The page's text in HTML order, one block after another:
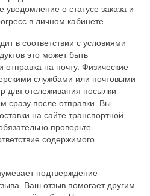
уведомление о статусе заказа и
в личном кабинете.
в соответствии с условиями
это может быть
отправка на почту. Физические
службами или почтовыми
для отслеживания посылки
сразу после отправки. Вы
на сайте транспортной
проверьте
содержимого
подтверждение
Ваш отзыв помогает другим